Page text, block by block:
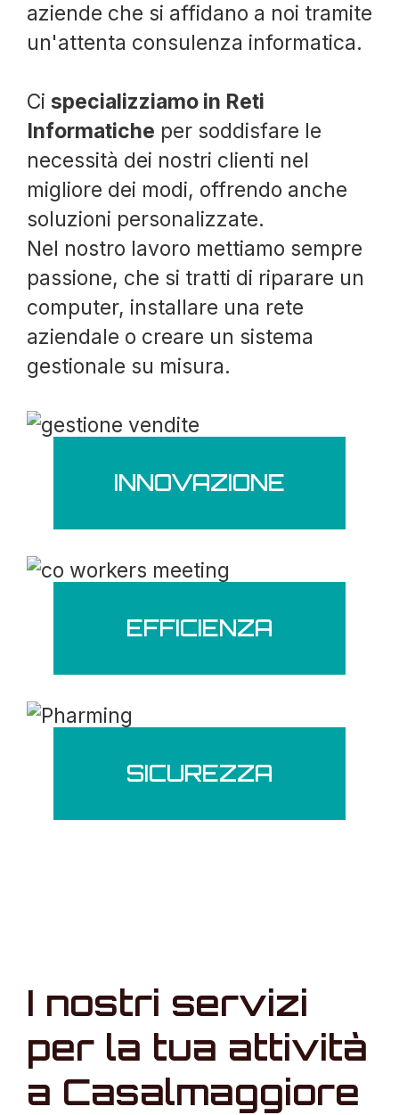
aziende che si affidano a noi tramite
un'attenta consulenza informatica.
Ci specializziamo in Reti
Informatiche per soddisfare le
necessità dei nostri clienti nel
migliore dei modi, offrendo anche
soluzioni personalizzate.
Nel nostro lavoro mettiamo sempre
passione, che si tratti di riparare un
computer, installare una rete
aziendale o creare un sistema
gestionale su misura.
INNOVAZIONE
EFFICIENZA
SICUREZZA
I nostri servizi
per la tua attività
a Casalmaggiore